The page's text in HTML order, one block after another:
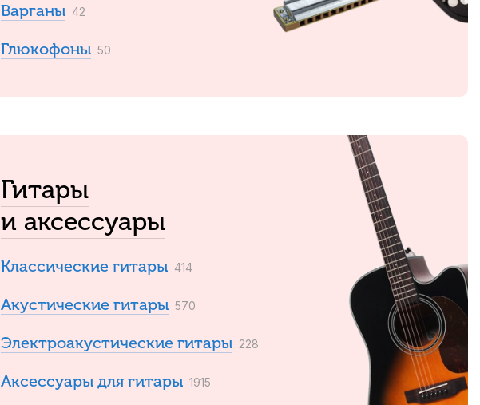
Варганы 42
Глюкофоны 50
Гитары
и аксессуары
Классические гитары 414
Акустические гитары 570
Электроакустические гитары 228
Аксессуары для гитары 1915